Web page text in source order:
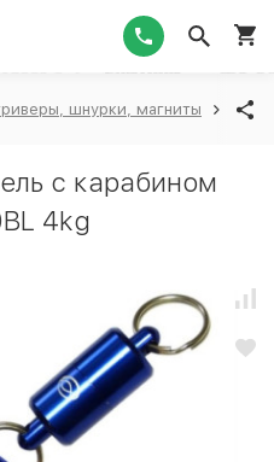
шнурки, магниты
с карабином
4kg